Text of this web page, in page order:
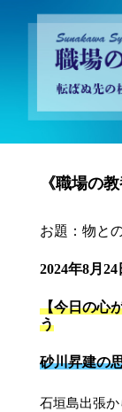
砂川昇建会長ブロ
《職場の
お題：物と
2024年8月
【今日の心
う
砂川昇建の
石垣島出張